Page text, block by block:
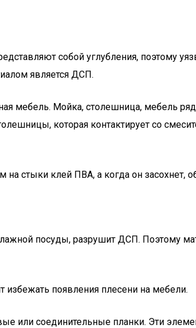
собой углубления, поэтому
является ДСП.
мебель. Мойка, столешница, мебель
которая контактирует со
стыки клей ПВА, а когда он
посуды, разрушит ДСП. Поэтому
появления плесени на мебели.
или соединительные планки. Эти